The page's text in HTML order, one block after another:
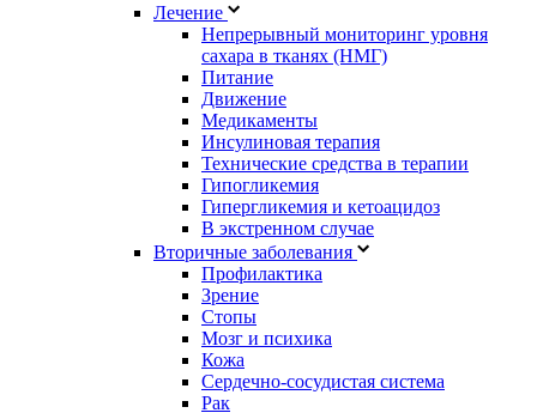
Лечение
Непрерывный мониторинг уровня
сахара в тканях (НМГ)
Питание
Движение
Медикаменты
Инсулиновая терапия
Технические средства в терапии
Гипогликемия
Гипергликемия и кетоацидоз
В экстренном случае
Вторичные заболевания
Профилактика
Зрение
Стопы
Мозг и психика
Кожа
Сердечно-сосудистая система
Рак